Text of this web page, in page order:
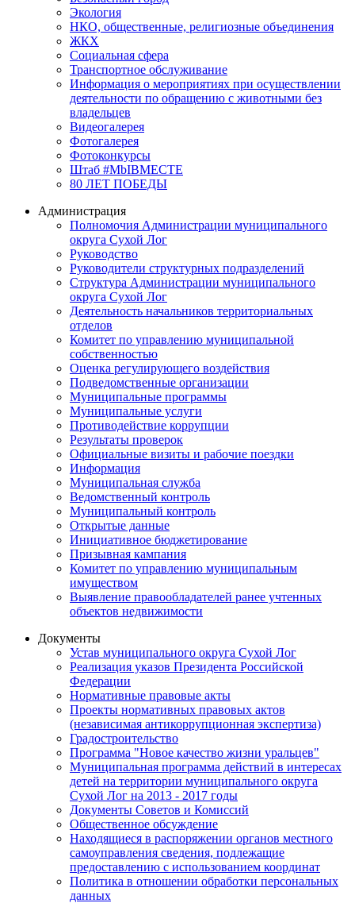
Экология
НКО, общественные, религиозные объединения
ЖКХ
Социальная сфера
Транспортное обслуживание
Информация о мероприятиях при осуществлении
деятельности по обращению с животными без
владельцев
Видеогалерея
Фотогалерея
Фотоконкурсы
Штаб #MbIBMECTE
80 ЛЕТ ПОБЕДЫ
Администрация
Полномочия Администрации муниципального
округа Сухой Лог
Руководство
Руководители структурных подразделений
Структура Администрации муниципального
округа Сухой Лог
Деятельность начальников территориальных
отделов
Комитет по управлению муниципальной
собственностью
Оценка регулирующего воздействия
Подведомственные организации
Муниципальные программы
Муниципальные услуги
Противодействие коррупции
Результаты проверок
Официальные визиты и рабочие поездки
Информация
Муниципальная служба
Ведомственный контроль
Муниципальный контроль
Открытые данные
Инициативное бюджетирование
Призывная кампания
Комитет по управлению муниципальным
имуществом
Выявление правообладателей ранее учтенных
объектов недвижимости
Документы
Устав муниципального округа Сухой Лог
Реализация указов Президента Российской
Федерации
Нормативные правовые акты
Проекты нормативных правовых актов
(независимая антикоррупционная экспертиза)
Градостроительство
Программа "Новое качество жизни уральцев"
Муниципальная программа действий в интересах
детей на территории муниципального округа
Сухой Лог на 2013 - 2017 годы
Документы Советов и Комиссий
Общественное обсуждение
Находящиеся в распоряжении органов местного
самоуправления сведения, подлежащие
предоставлению с использованием координат
Политика в отношении обработки персональных
данных